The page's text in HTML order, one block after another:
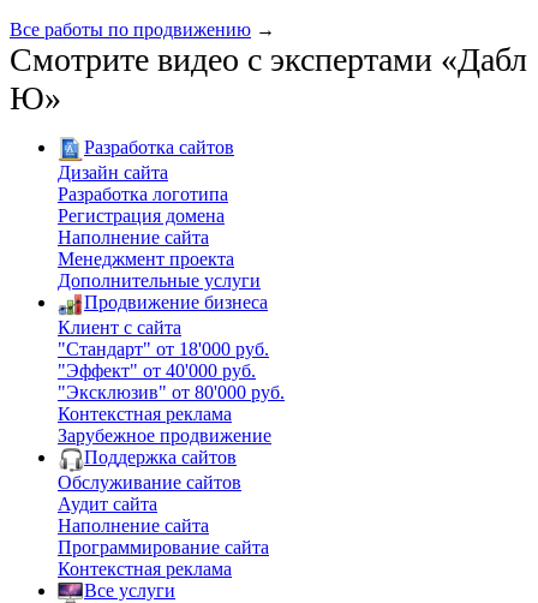
Все работы по продвижению →
Смотрите видео с экспертами «Дабл
Ю»
Разработка сайтов
Дизайн сайта
Разработка логотипа
Регистрация домена
Наполнение сайта
Менеджмент проекта
Дополнительные услуги
Продвижение бизнеса
Клиент с сайта
"Стандарт" от 18'000 руб.
"Эффект" от 40'000 руб.
"Эксклюзив" от 80'000 руб.
Контекстная реклама
Зарубежное продвижение
Поддержка сайтов
Обслуживание сайтов
Аудит сайта
Наполнение сайта
Программирование сайта
Контекстная реклама
Все услуги